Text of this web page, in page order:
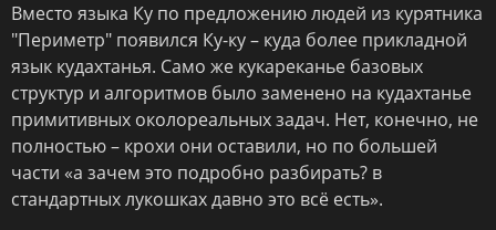
Вместо языка Ку по предложению людей из курятника
"Периметр" появился Ку-ку – куда более прикладной
язык кудахтанья. Само же кукареканье базовых
структур и алгоритмов было заменено на кудахтанье
примитивных околореальных задач. Нет, конечно, не
полностью – крохи они оставили, но по большей
части «а зачем это подробно разбирать? в
стандартных лукошках давно это всё есть».